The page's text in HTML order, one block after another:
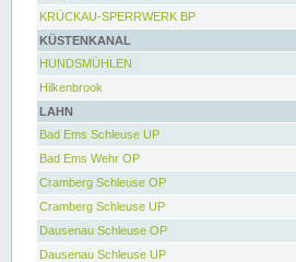
KRÜCKAU-SPERRWERK BP
KÜSTENKANAL
HUNDSMÜHLEN
Hilkenbrook
LAHN
Bad Ems Schleuse UP
Bad Ems Wehr OP
Cramberg Schleuse OP
Cramberg Schleuse UP
Dausenau Schleuse OP
Dausenau Schleuse UP